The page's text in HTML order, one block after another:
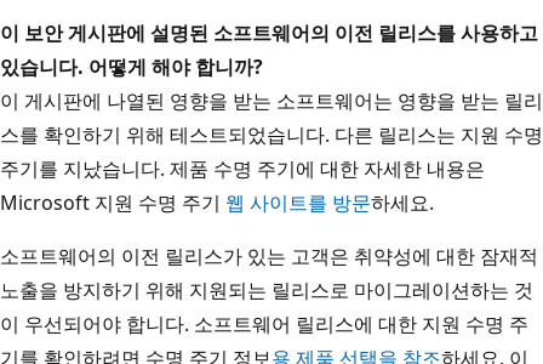
이 보안 게시판에 설명된 소프트웨어의 이전 릴리스를 사용하고
있습니다. 어떻게 해야 합니까?
이 게시판에 나열된 영향을 받는 소프트웨어는 영향을 받는 릴리
스를 확인하기 위해 테스트되었습니다. 다른 릴리스는 지원 수명
주기를 지났습니다. 제품 수명 주기에 대한 자세한 내용은
Microsoft 지원 수명 주기 웹 사이트를 방문하세요.
소프트웨어의 이전 릴리스가 있는 고객은 취약성에 대한 잠재적
노출을 방지하기 위해 지원되는 릴리스로 마이그레이션하는 것
이 우선되어야 합니다. 소프트웨어 릴리스에 대한 지원 수명 주
기를 확인하려면 수명 주기 정보용 제품 선택을 참조하세요. 이